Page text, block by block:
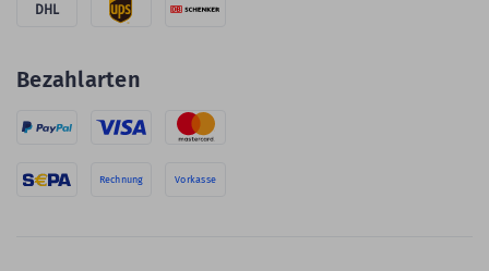
DHL
Bezahlarten
Rechnung Vorkasse